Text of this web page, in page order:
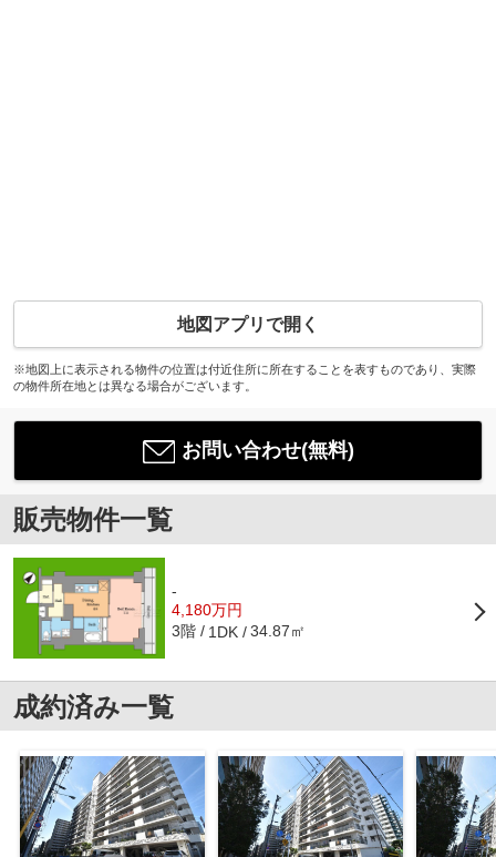
地図アプリで開く
※地図上に表示される物件の位置は付近住所に所在することを表すものであり、実際
の物件所在地とは異なる場合がございます。
お問い合わせ(無料)
販売物件一覧
-
4,180万円
3階 1DK 34.87㎡
成約済み一覧